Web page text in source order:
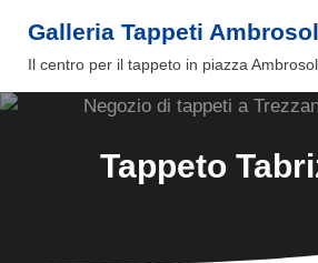
Galleria Tappeti
Il centro per il tappeto in piazza
Tappeto